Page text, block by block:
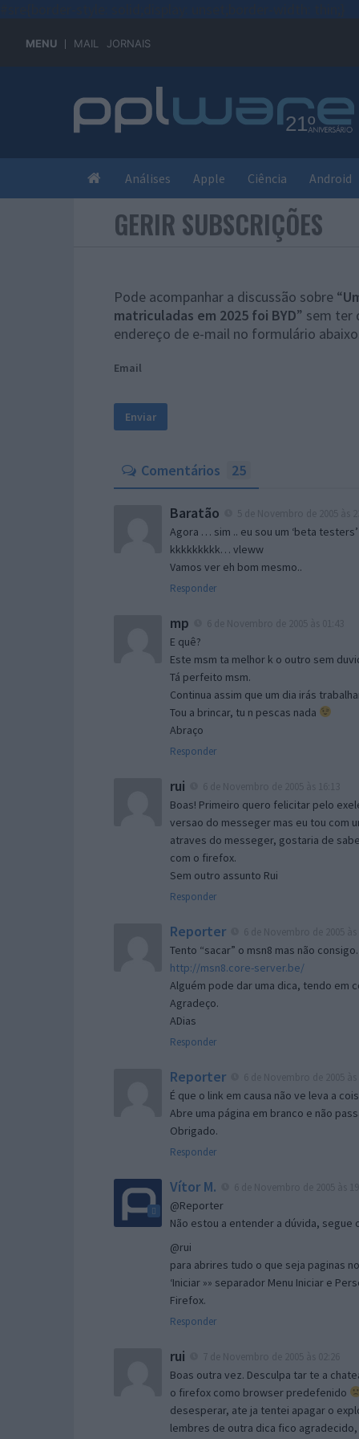
MENU MAIL JORNAIS
Análises Apple Ciência Android
GERIR SUBSCRIÇÕES
Pode acompanhar a discussão sobre “
matriculadas em 2025 foi BYD” sem ter
endereço de e-mail no formulário abaixo.
Email
Comentários 25
Baratão
Agora … sim .. eu sou um ‘beta testers’
kkkkkkkkk… vleww
Vamos ver eh bom mesmo..
Responder
mp
E quê?
Este msm ta melhor k o outro sem
Tá perfeito msm.
Continua assim que um dia irás
Tou a brincar, tu n pescas nada
Abraço
Responder
rui
Boas! Primeiro quero felicitar pelo
versao do messeger mas eu tou com
atraves do messeger, gostaria de
com o firefox.
Sem outro assunto Rui
Responder
Reporter
Tento “sacar” o msn8 mas não
http://msn8.core-server.be/
Alguém pode dar uma dica, tendo em
Agradeço.
ADias
Responder
Reporter
É que o link em causa não ve leva a
Abre uma página em branco e não
Obrigado.
Responder
Vítor M.
@Reporter
Não estou a entender a dúvida,
@rui
para abrires tudo o que seja paginas
‘Iniciar »» separador Menu Iniciar e
Firefox.
Responder
rui
Boas outra vez. Desculpa tar te a
o firefox como browser predefenido
desesperar, ate ja tentei apagar o
lembres de outra dica fico